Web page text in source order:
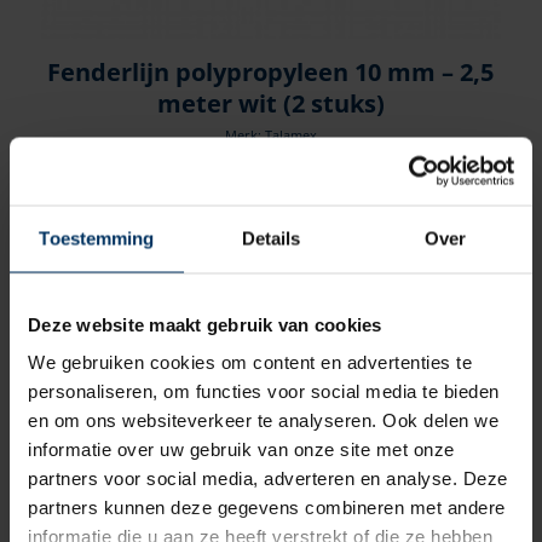
Toestemming Details Over
Deze website maakt gebruik van cookies
We gebruiken cookies om content en advertenties te
personaliseren, om functies voor social media te bieden
en om ons websiteverkeer te analyseren. Ook delen we
informatie over uw gebruik van onze site met onze
partners voor social media, adverteren en analyse. Deze
partners kunnen deze gegevens combineren met andere
informatie die u aan ze heeft verstrekt of die ze hebben
Fenderlijn polypropyleen 10 mm – 2,5
meter wit (2 stuks)
Merk: Talamex